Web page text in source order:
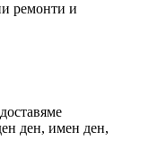
ремонти и
ден, имен ден,